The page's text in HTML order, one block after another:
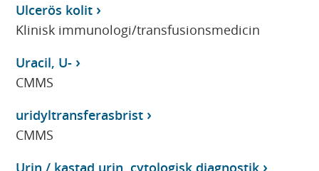
Ulcerös kolit
Klinisk immunologi/transfusionsmedicin
Uracil, U-
CMMS
uridyltransferasbrist
CMMS
Urin / kastad urin, cytologisk diagnostik